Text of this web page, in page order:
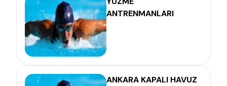
ANTRENMANLARI
ANKARA KAPALI HAVUZ